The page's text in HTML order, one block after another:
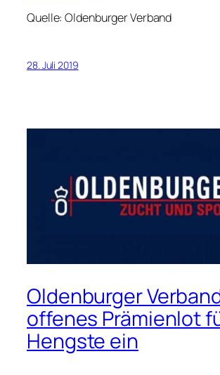
Quelle: Oldenburger Verband
28. Juli 2019
Oldenburger
offenes Prämienlot
Hengste ein